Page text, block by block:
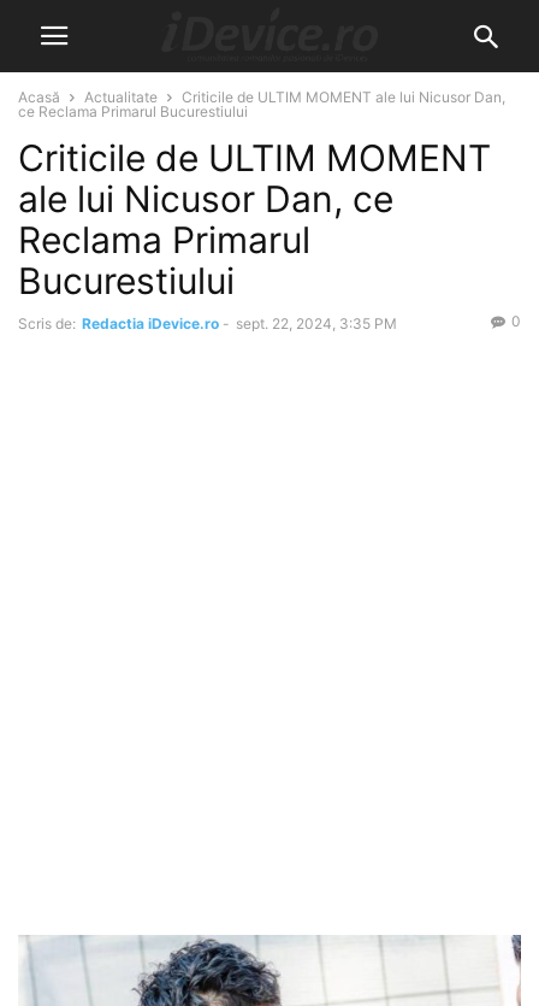
Acasă Actualitate
Criticile de ULTIM MOMENT ale lui Nicusor Dan,
ce Reclama Primarul Bucurestiului
Criticile de ULTIM MOMENT
ale lui Nicusor Dan, ce
Reclama Primarul
Bucurestiului
Scris de: Redactia iDevice.ro - sept. 22, 2024, 3:35 PM 0